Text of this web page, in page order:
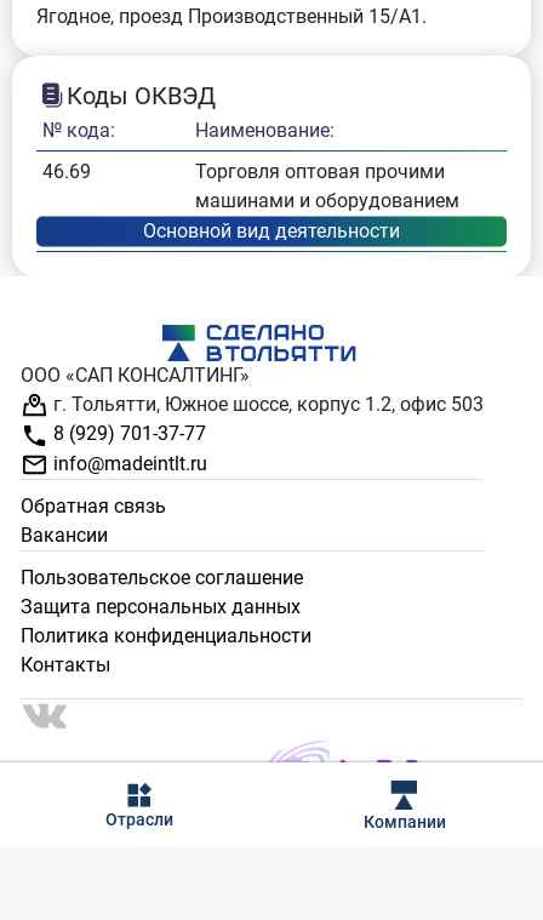
Ягодное, проезд Производственный 15/А1.
Коды ОКВЭД
№ кода:
Наименование:
46.69
Торговля оптовая прочими
машинами и оборудованием
Отрасли Компании
ООО «САП КОНСАЛТИНГ»
г. Тольятти, Южное шоссе, корпус 1.2, офис 503
8 (929) 701-37-77
info@madeintlt.ru
Обратная связь
Вакансии
Пользовательское соглашение
Защита персональных данных
Политика конфиденциальности
Контакты
2024 - 2025 © Сделано в Тольятти. Все права защищены.